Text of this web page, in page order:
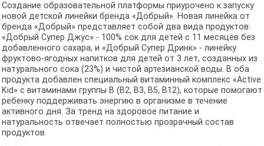
Создание образовательной платформы приурочено к запуску
новой детской линейки бренда «Добрый». Новая линейка от
бренда «Добрый» представляет собой два вида продуктов:
«Добрый Супер Джус» - 100% сок для детей с 11 месяцев без
добавленного сахара, и «Добрый Супер Дринк» - линейку
фруктово-ягодных напитков для детей от 3 лет, созданных из
натурального сока (23%) и чистой артезианской воды. В оба
продукта добавлен специальный витаминный комплекс «Active
Kid» с витаминами группы B (В2, В3, В5, В12), которые помогают
ребенку поддерживать энергию в организме в течение
активного дня. За тренд на здоровое питание и
натуральность отвечает полностью прозрачный состав
продуктов.